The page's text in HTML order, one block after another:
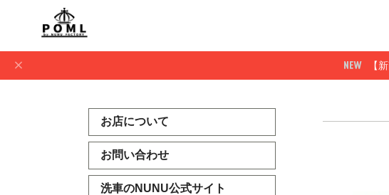
【
お店について
お問い合わせ
洗車のNUNU公式サイト